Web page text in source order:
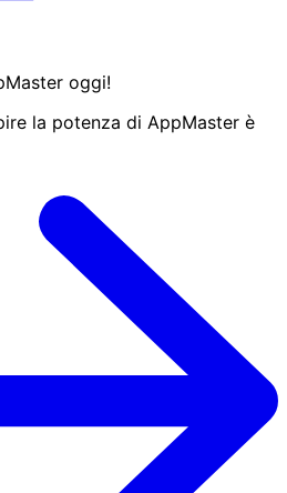
oggi!
la potenza di AppMaster è